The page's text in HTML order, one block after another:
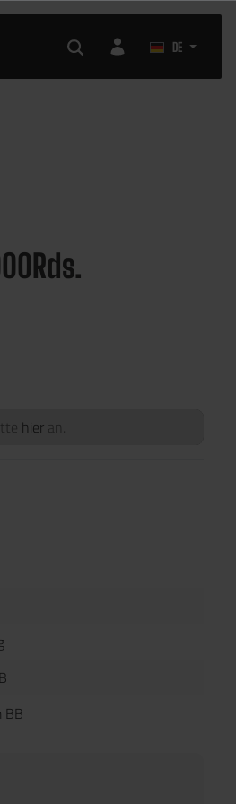
DE
hier an.
BB